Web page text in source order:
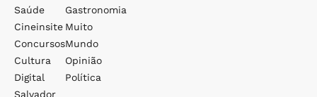
Saúde
Cineinsite
Concursos
Cultura
Digital
Salvador
Gastronomia
Muito
Mundo
Opinião
Política